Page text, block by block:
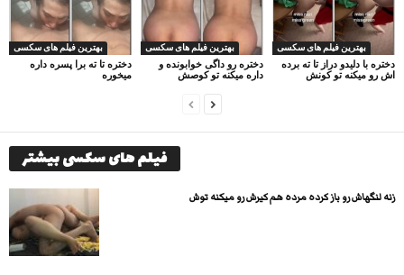
بهترین فیلم های سکسی
دختره تا ته برا پسره داره
میخوره
بهترین فیلم های سکسی
دختره رو داگی خوابونده و
داره میکنه تو کوصش
بهترین فیلم های سکسی
دختره با دلیدو دراز تا ته برده
اش رو میکنه تو کونش
فیلم های سکسی بیشتر
زنه لنگهاش رو باز کرده مرده هم کیرش رو میکنه توش